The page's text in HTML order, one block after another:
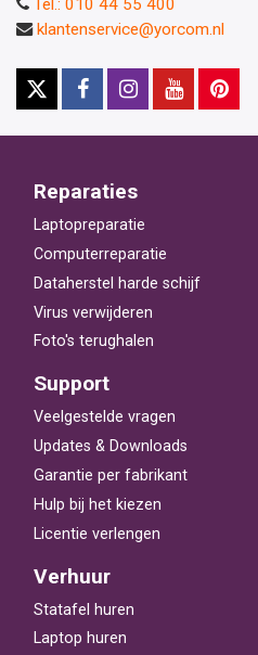
Tel.: 010 44 55 400
klantenservice@yorcom.nl
Reparaties
Laptopreparatie
Computerreparatie
Dataherstel harde schijf
Virus verwijderen
Foto's terughalen
Support
Veelgestelde vragen
Updates & Downloads
Garantie per fabrikant
Hulp bij het kiezen
Licentie verlengen
Verhuur
Statafel huren
Laptop huren